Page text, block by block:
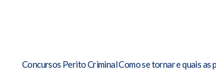
Concursos Perito Criminal Como se tornar e quais as